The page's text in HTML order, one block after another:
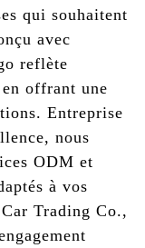
qui souhaitent
avec
reflète
offrant une
Entreprise
nous
ODM et
à vos
Trading Co.,